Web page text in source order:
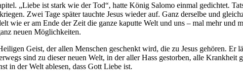
„Liebe ist stark wie der Tod“, hatte König Salomo einmal gedichtet.
Zwei Tage später tauchte Jesus wieder auf. Ganz derselbe und
wie er am Ende der Zeit die ganze kaputte Welt und uns – mal mehr
neuen Möglichkeiten.
Geist, der allen Menschen geschenkt wird, die zu Jesus gehören.
sind zu dieser neuen Welt, in der aller Hass gestorben, alle
in der Welt ablesen, dass Gott Liebe ist.